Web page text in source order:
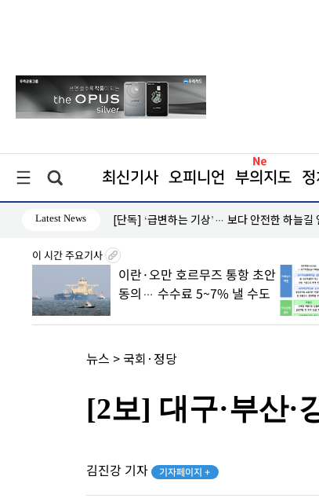
최신기사 오피니언 부의지도 정
Latest News [단독] ‘급변하는 기상’… 보다 안전한 하늘길
이 시간 주요기사
70년 만에 국가자산 1400조 판
바꾼다… “사상 최대 흑자 속
뉴스 > 국회·정당
[2보] 대구·부산·
김진강 기자 기자페이지 +